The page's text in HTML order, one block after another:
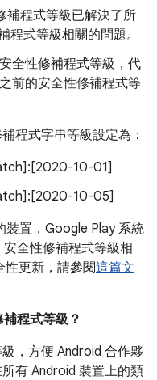
程式等級已解決了所
式等級相關的問題。
全性修補程式等級，代
前的安全性修補程式等
程式字串等級設定為：
10-01]
10-05]
裝置，Google Play 系統
全性修補程式等級相
性更新，請參閱這篇文
程式等級？
，方便 Android 合作夥
有 Android 裝置上的類